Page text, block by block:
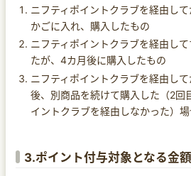
ニフティポイントクラブを経由し
かごに入れ、購入したもの
ニフティポイントクラブを経由し
たが、4カ月後に購入したもの
ニフティポイントクラブを経由し
後、別商品を続けて購入した（2回
イントクラブを経由しなかった）
3.ポイント付与対象となる金